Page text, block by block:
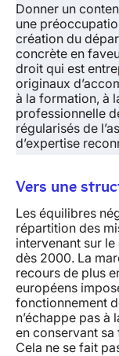
Donner un
une
création du
concrète en
droit qui est
originaux
à la formation, à
professionnelle
régularisés de
d’expertise
Vers une
Les équilibres
répartition des
intervenant sur le
dès 2000. La
recours de plus
européens
fonctionnement
n’échappe pas
en conservant
Cela ne se fait